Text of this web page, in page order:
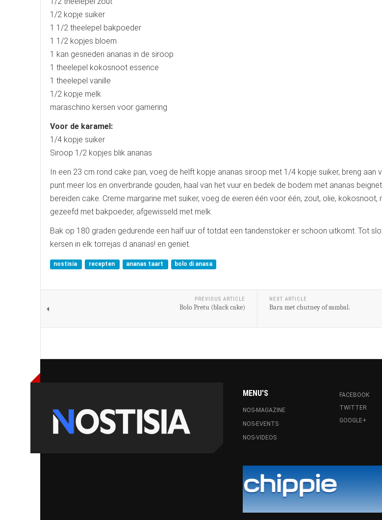
1/2 kopje suiker
1 1/2 theelepel bakpoeder
1 1/2 kopjes bloem
1 kan gesneden ananas in de siroop
1 theelepel kokosnoot essence
1 theelepel vanille
1/2 kopje melk
maraschino kersen voor garnering
Voor de karamel:
1/4 kopje suiker
Siroop 1/2 kopjes blik ananas
In een 23 cm rond cake pan, voeg de helft kopje ananas siroop met 1/4 kopje suiker, breng aan
punt meer los en onverbrande gouden, haal van het vuur en bedek de bodem met ananas
bereiden cake. Creme margarine met suiker, voeg de eieren één voor één, zout, olie, kokosnoot,
gezeefd met bakpoeder, afgewisseld met melk.
Bak op 180 graden gedurende een half uur of totdat een tandenstoker er schoon uitkomt. Tot
kersen in elk torrejas d ananas! en geniet.
nostisia recepten ananas taart bolo di anasa
PREVIOUS ARTICLE
Bolo Pretu (black cake)
NEXT ARTICLE
Bara met chutney of sambal.
MENU'S
NOS-MAGAZINE
NOS-EVENTS
NOS-VIDEOS
FACEBOOK
TWITTER
GOOGLE+